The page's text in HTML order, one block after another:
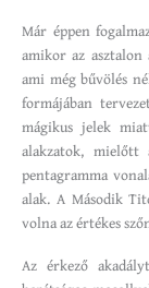
Már éppen
amikor az
ami még bűvölés
formájában
mágikus jelek
alakzatok,
pentagramma
alak. A Második
volna az értékes
Az érkező